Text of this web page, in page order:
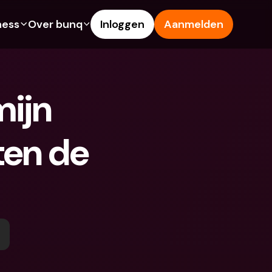
rekeningen
Creditcards
Vreemde valuta &
Geld opnemen & storten bij
een geldautomaat
Over bunq
Juridische documenten
Inloggen Aanmelden
de